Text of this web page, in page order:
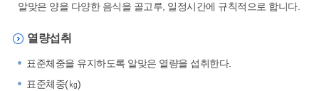
알맞은 양을 다양한 음식을 골고루, 일정시간에 규칙적으로 합니다.
열량섭취
표준체중을 유지하도록 알맞은 열량을 섭취한다.
표준체중(㎏)